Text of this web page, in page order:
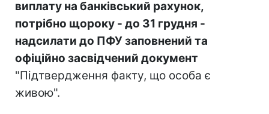
виплату на банківський рахунок,
потрібно щороку - до 31 грудня -
надсилати до ПФУ заповнений та
офіційно засвідчений документ
"Підтвердження факту, що особа є
живою".